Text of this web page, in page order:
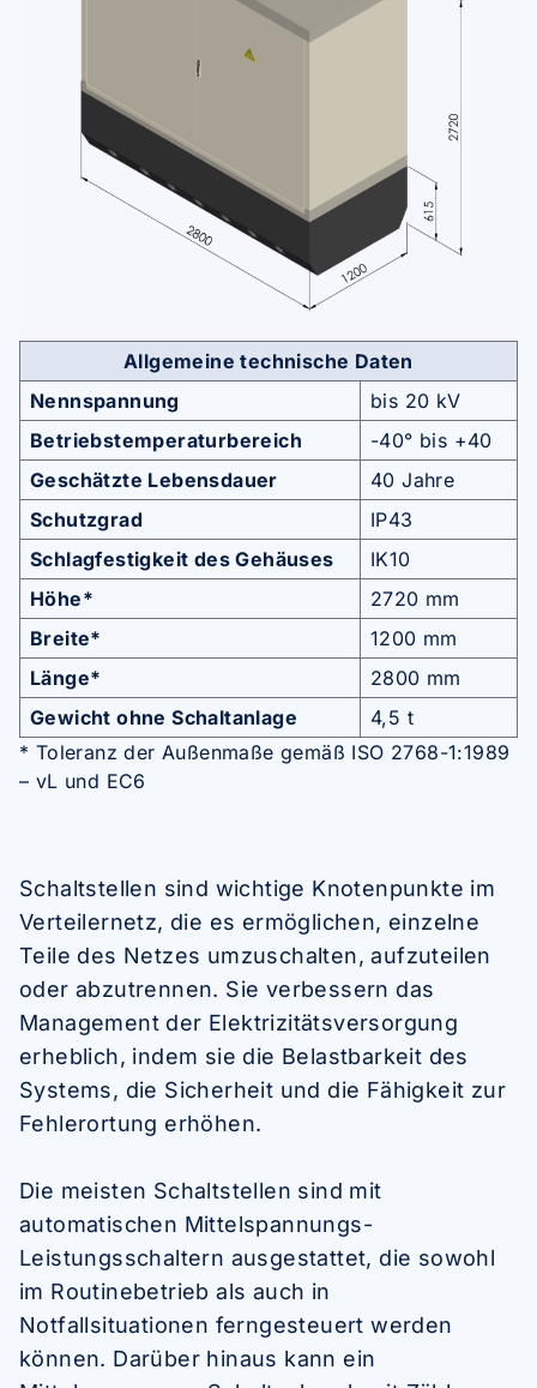
Allgemeine technische Daten
Nennspannung
bis 20 kV
Betriebstemperaturbereich
-40° bis +40
Geschätzte Lebensdauer
40 Jahre
Schutzgrad
IP43
Schlagfestigkeit des Gehäuses
IK10
Höhe*
2720 mm
Breite*
1200 mm
Länge*
2800 mm
Gewicht ohne Schaltanlage
4,5 t
* Toleranz der Außenmaße gemäß ISO 2768-1:1989
– vL und EC6
Schaltstellen sind wichtige Knotenpunkte im
Verteilernetz, die es ermöglichen, einzelne
Teile des Netzes umzuschalten, aufzuteilen
oder abzutrennen. Sie verbessern das
Management der Elektrizitätsversorgung
erheblich, indem sie die Belastbarkeit des
Systems, die Sicherheit und die Fähigkeit zur
Fehlerortung erhöhen.
Die meisten Schaltstellen sind mit
automatischen Mittelspannungs-
Leistungsschaltern ausgestattet, die sowohl
im Routinebetrieb als auch in
Notfallsituationen ferngesteuert werden
können. Darüber hinaus kann ein